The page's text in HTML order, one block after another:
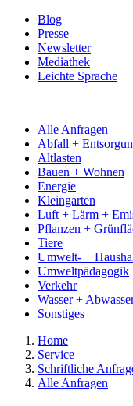
Blog
Presse
Newsletter
Mediathek
Leichte Sprache
Alle Anfragen
Abfall +
Altlasten
Bauen + Wohnen
Energie
Kleingarten
Luft + Lärm +
Pflanzen +
Tiere
Umwelt- +
Umweltpädagogik
Verkehr
Wasser +
Sonstiges
Home
Service
Schriftliche
Alle Anfragen